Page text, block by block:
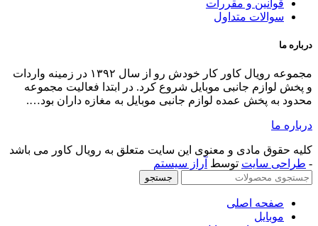
کاور کار خودش رو از سال ۱۳۹۲ در زمینه واردات
مجموعه
بود….
کاور می باشد